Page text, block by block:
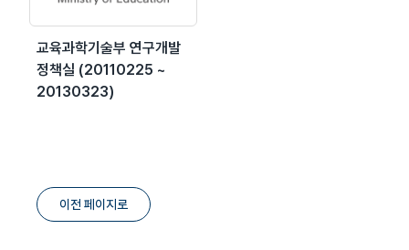
교육과학기술부 연구개발
정책실 (20110225 ~
20130323)
이전 페이지로